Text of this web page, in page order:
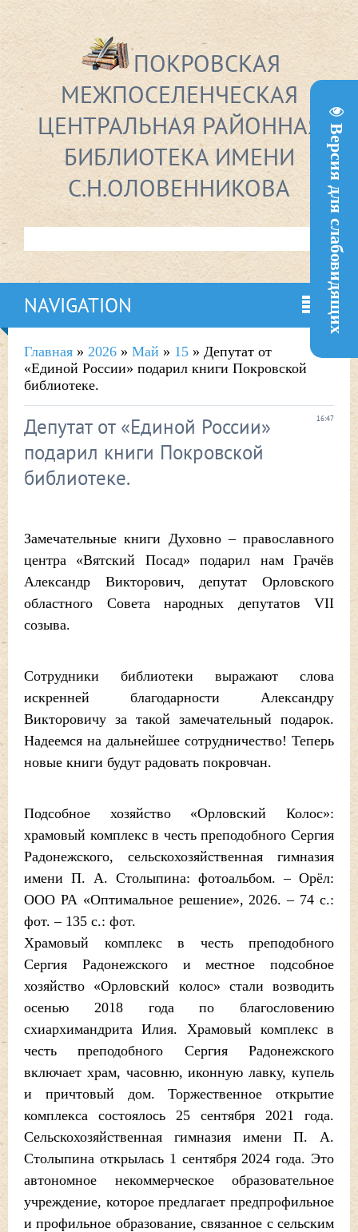
Версия для слабовидящих
ПОКРОВСКАЯ
МЕЖПОСЕЛЕНЧЕСКАЯ
ЦЕНТРАЛЬНАЯ РАЙОННАЯ
БИБЛИОТЕКА ИМЕНИ
С.Н.ОЛОВЕННИКОВА
NAVIGATION
Главная » 2026 » Май » 15 » Депутат от
«Единой России» подарил книги Покровской
библиотеке.
16:47
Депутат от «Единой России»
подарил книги Покровской
библиотеке.
Замечательные книги Духовно – православного
центра «Вятский Посад» подарил нам Грачёв
Александр Викторович, депутат Орловского
областного Совета народных депутатов VII
созыва.
Сотрудники библиотеки выражают слова
искренней благодарности Александру
Викторовичу за такой замечательный подарок.
Надеемся на дальнейшее сотрудничество! Теперь
новые книги будут радовать покровчан.
Подсобное хозяйство «Орловский Колос»:
храмовый комплекс в честь преподобного Сергия
Радонежского, сельскохозяйственная гимназия
имени П. А. Столыпина: фотоальбом. – Орёл:
ООО РА «Оптимальное решение», 2026. – 74 с.:
фот. – 135 с.: фот.
Храмовый комплекс в честь преподобного
Сергия Радонежского и местное подсобное
хозяйство «Орловский колос» стали возводить
осенью 2018 года по благословению
схиархимандрита Илия. Храмовый комплекс в
честь преподобного Сергия Радонежского
включает храм, часовню, иконную лавку, купель
и причтовый дом. Торжественное открытие
комплекса состоялось 25 сентября 2021 года.
Сельскохозяйственная гимназия имени П. А.
Столыпина открылась 1 сентября 2024 года. Это
автономное некоммерческое образовательное
учреждение, которое предлагает предпрофильное
и профильное образование, связанное с сельским